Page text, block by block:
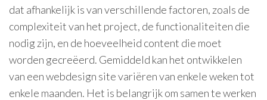
dat afhankelijk is van verschillende factoren, zoals de
complexiteit van het project, de functionaliteiten die
nodig zijn, en de hoeveelheid content die moet
worden gecreëerd. Gemiddeld kan het ontwikkelen
van een webdesign site variëren van enkele weken tot
enkele maanden. Het is belangrijk om samen te werken